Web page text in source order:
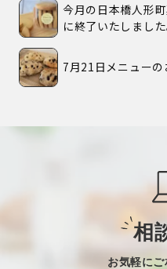
今月の日本橋人形
に終了いたしました
7月21日メニューの
相
お気軽にご